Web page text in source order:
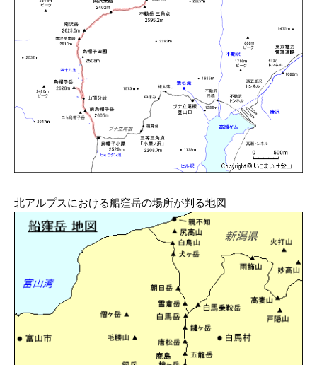
北アルプスにおける船窪岳の場所が判る地図